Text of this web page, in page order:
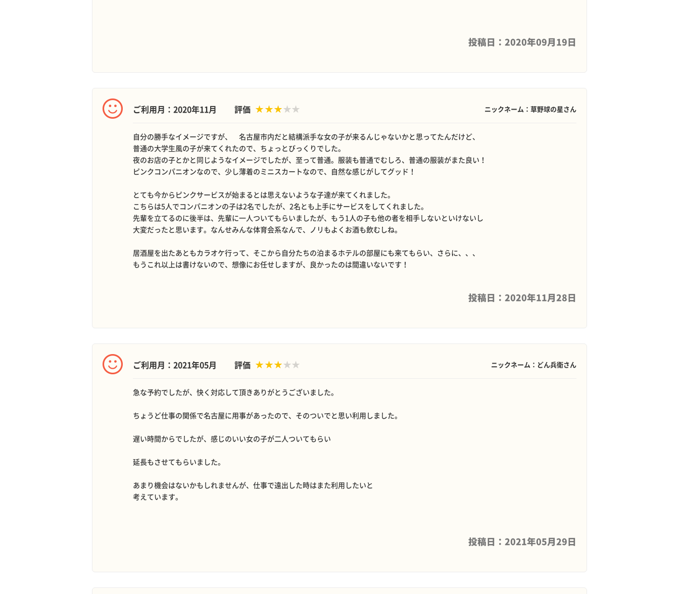
投稿日：2020年09月19日
ご利用月：2020年11月 ニックネーム：草野球の星さん
評価
自分の勝手なイメージですが、 名古屋市内だと結構派手な女の子が来るんじゃないかと思ってたんだけど、
普通の大学生風の子が来てくれたので、ちょっとびっくりでした。
夜のお店の子とかと同じようなイメージでしたが、至って普通。服装も普通でむしろ、普通の服装がまた良い！
ピンクコンパニオンなので、少し薄着のミニスカートなので、自然な感じがしてグッド！
とても今からピンクサービスが始まるとは思えないような子達が来てくれました。
こちらは5人でコンパニオンの子は2名でしたが、2名とも上手にサービスをしてくれました。
先輩を立てるのに後半は、先輩に一人ついてもらいましたが、もう1人の子も他の者を相手しないといけないし
大変だったと思います。なんせみんな体育会系なんで、ノリもよくお酒も飲むしね。
居酒屋を出たあともカラオケ行って、そこから自分たちの泊まるホテルの部屋にも来てもらい、さらに、、、
もうこれ以上は書けないので、想像にお任せしますが、良かったのは間違いないです！
投稿日：2020年11月28日
ご利用月：2021年05月 ニックネーム：どん兵衛さん
評価
急な予約でしたが、快く対応して頂きありがとうございました。
ちょうど仕事の関係で名古屋に用事があったので、そのついでと思い利用しました。
遅い時間からでしたが、感じのいい女の子が二人ついてもらい
延長もさせてもらいました。
あまり機会はないかもしれませんが、仕事で遠出した時はまた利用したいと
考えています。
投稿日：2021年05月29日